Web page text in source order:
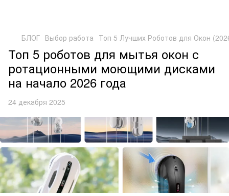
БЛОГ Выбор работа Топ 5 Лучших Роботов для Окон
Топ 5 роботов для мытья окон с
ротационными моющими дисками
на начало 2026 года
24 декабря 2025